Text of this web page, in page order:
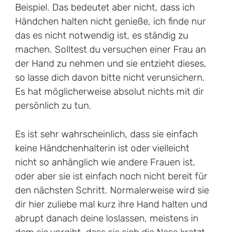
Beispiel. Das bedeutet aber nicht, dass ich
Händchen halten nicht genieße, ich finde nur
das es nicht notwendig ist, es ständig zu
machen. Solltest du versuchen einer Frau an
der Hand zu nehmen und sie entzieht dieses,
so lasse dich davon bitte nicht verunsichern.
Es hat möglicherweise absolut nichts mit dir
persönlich zu tun.
Es ist sehr wahrscheinlich, dass sie einfach
keine Händchenhalterin ist oder vielleicht
nicht so anhänglich wie andere Frauen ist,
oder aber sie ist einfach noch nicht bereit für
den nächsten Schritt. Normalerweise wird sie
dir hier zuliebe mal kurz ihre Hand halten und
abrupt danach deine loslassen, meistens in